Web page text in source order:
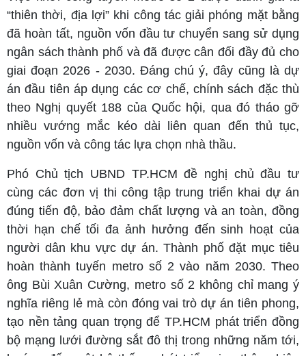
“thiên thời, địa lợi” khi công tác giải phóng mặt bằng
đã hoàn tất, nguồn vốn đầu tư chuyển sang sử dụng
ngân sách thành phố và đã được cân đối đầy đủ cho
giai đoạn 2026 - 2030. Đáng chú ý, đây cũng là dự
án đầu tiên áp dụng các cơ chế, chính sách đặc thù
theo Nghị quyết 188 của Quốc hội, qua đó tháo gỡ
nhiều vướng mắc kéo dài liên quan đến thủ tục,
nguồn vốn và công tác lựa chọn nhà thầu.
Phó Chủ tịch UBND TP.HCM đề nghị chủ đầu tư
cùng các đơn vị thi công tập trung triển khai dự án
đúng tiến độ, bảo đảm chất lượng và an toàn, đồng
thời hạn chế tối đa ảnh hưởng đến sinh hoạt của
người dân khu vực dự án. Thành phố đặt mục tiêu
hoàn thành tuyến metro số 2 vào năm 2030. Theo
ông Bùi Xuân Cường, metro số 2 không chỉ mang ý
nghĩa riêng lẻ mà còn đóng vai trò dự án tiên phong,
tạo nền tảng quan trọng để TP.HCM phát triển đồng
bộ mạng lưới đường sắt đô thị trong những năm tới,